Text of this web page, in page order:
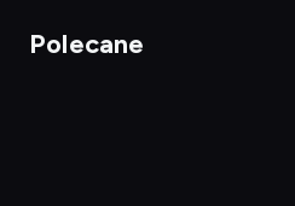
Polecane